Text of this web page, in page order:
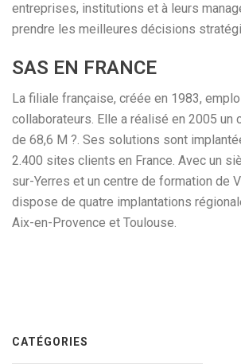
entreprises, institutions et à leurs
prendre les meilleures décisions
SAS EN FRANCE
La filiale française, créée en 1983,
collaborateurs. Elle a réalisé en 2005 un
de 68,6 M ?. Ses solutions sont
2.400 sites clients en France. Avec un
sur-Yerres et un centre de formation de
dispose de quatre implantations
Aix-en-Provence et Toulouse.
CATÉGORIES